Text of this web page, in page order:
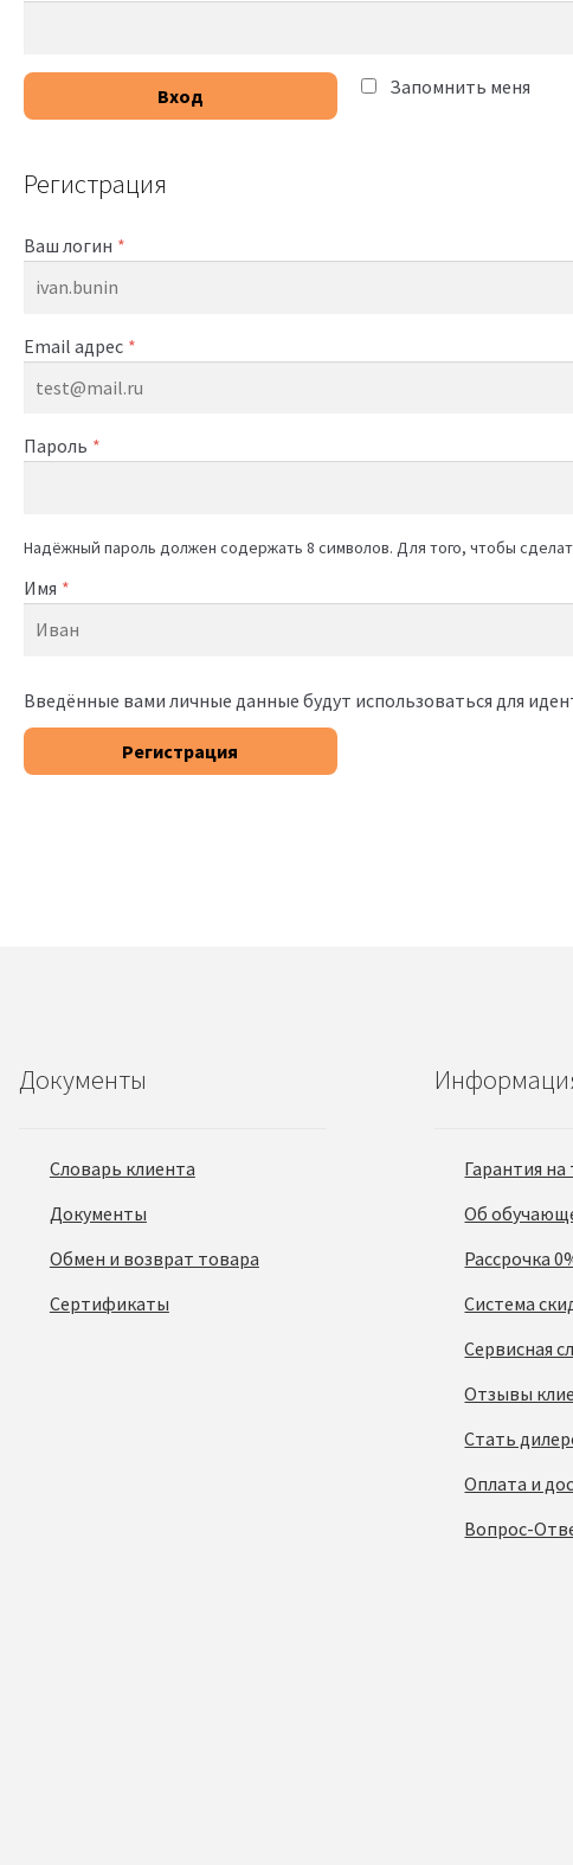
Вход Запомнить меня
Регистрация
Ваш логин *
Email адрес *
Пароль *
Надёжный пароль должен содержать 8 символов. Для того, чтобы
Имя *
Введённые вами личные данные будут использоваться для
Регистрация
Документы
Словарь клиента
Документы
Обмен и возврат товара
Сертификаты
Гарантия
Об
Рассрочка
Система
Сервисная
Отзывы
Стать
Оплата и
Вопрос-